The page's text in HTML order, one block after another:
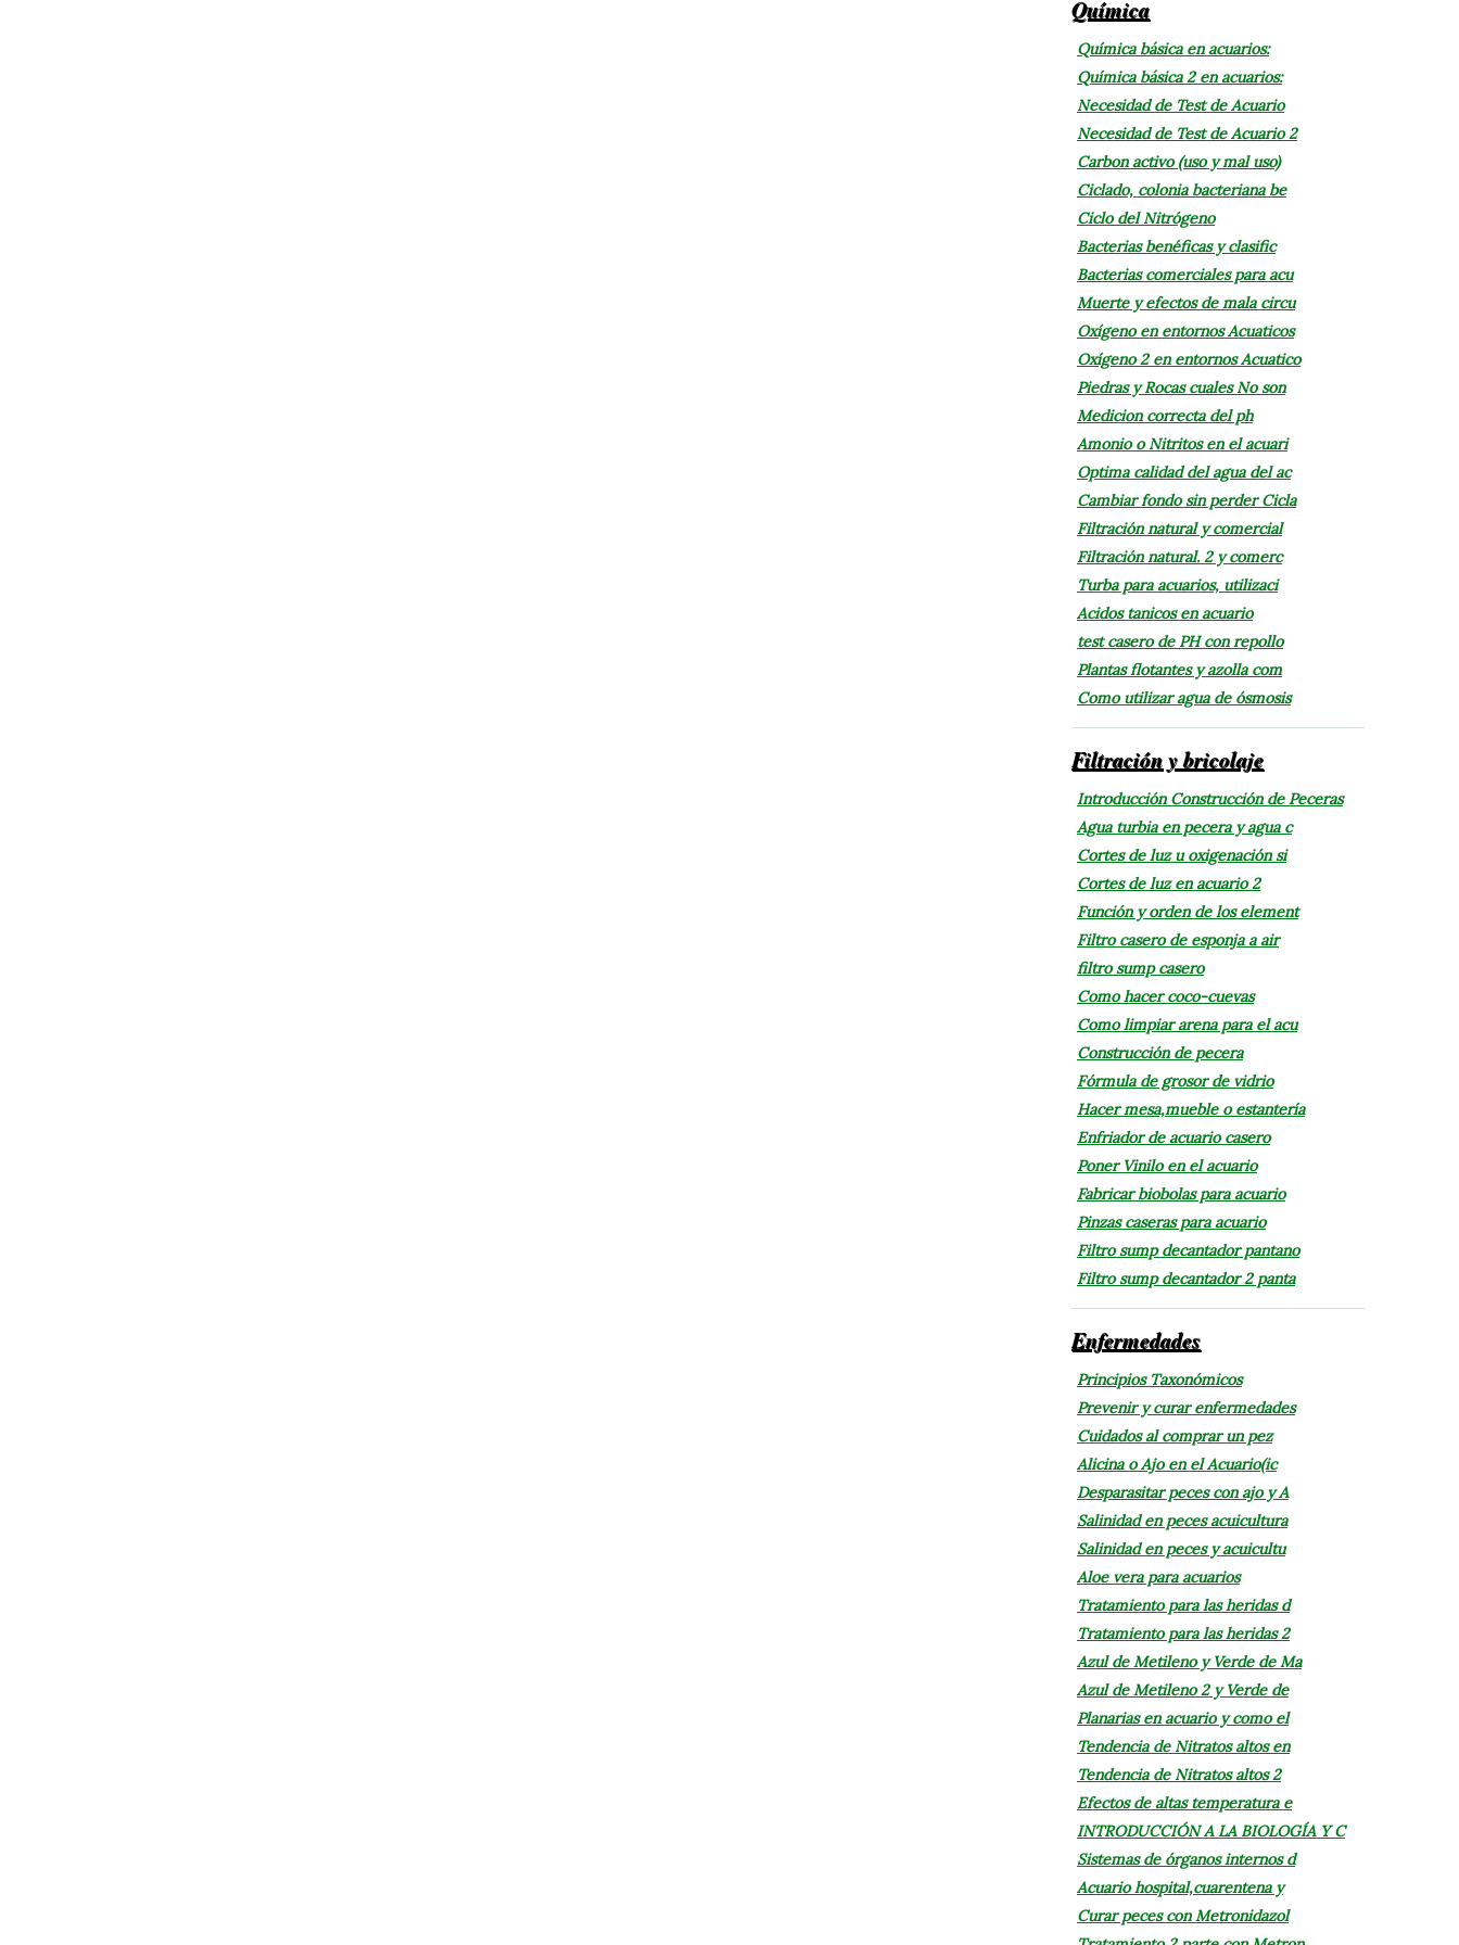
Química
Química básica en acuarios:
Química básica 2 en acuarios:
Necesidad de Test de Acuario
Necesidad de Test de Acuario 2
Carbon activo (uso y mal uso)
Ciclado, colonia bacteriana be
Ciclo del Nitrógeno
Bacterias benéficas y clasific
Bacterias comerciales para acu
Muerte y efectos de mala circu
Oxígeno en entornos Acuaticos
Oxígeno 2 en entornos Acuatico
Piedras y Rocas cuales No son
Medicion correcta del ph
Amonio o Nitritos en el acuari
Optima calidad del agua del ac
Cambiar fondo sin perder Cicla
Filtración natural y comercial
Filtración natural. 2 y comerc
Turba para acuarios, utilizaci
Acidos tanicos en acuario
test casero de PH con repollo
Plantas flotantes y azolla com
Como utilizar agua de ósmosis
Filtración y bricolaje
Introducción Construcción de Peceras
Agua turbia en pecera y agua c
Cortes de luz u oxigenación si
Cortes de luz en acuario 2
Función y orden de los element
Filtro casero de esponja a air
filtro sump casero
Como hacer coco-cuevas
Como limpiar arena para el acu
Construcción de pecera
Fórmula de grosor de vidrio
Hacer mesa,mueble o estantería
Enfriador de acuario casero
Poner Vinilo en el acuario
Fabricar biobolas para acuario
Pinzas caseras para acuario
Filtro sump decantador pantano
Filtro sump decantador 2 panta
Enfermedades
Principios Taxonómicos
Prevenir y curar enfermedades
Cuidados al comprar un pez
Alicina o Ajo en el Acuario(ic
Desparasitar peces con ajo y A
Salinidad en peces acuicultura
Salinidad en peces y acuicultu
Aloe vera para acuarios
Tratamiento para las heridas d
Tratamiento para las heridas 2
Azul de Metileno y Verde de Ma
Azul de Metileno 2 y Verde de
Planarias en acuario y como el
Tendencia de Nitratos altos en
Tendencia de Nitratos altos 2
Efectos de altas temperatura e
INTRODUCCIÓN A LA BIOLOGÍA Y C
Sistemas de órganos internos d
Acuario hospital,cuarentena y
Curar peces con Metronidazol